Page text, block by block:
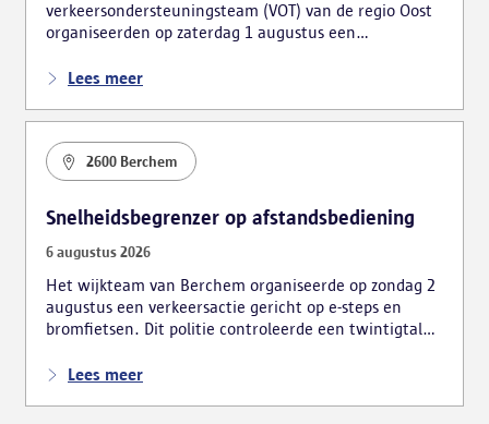
verkeersondersteuningsteam (VOT) van de regio Oost
organiseerden op zaterdag 1 augustus een
foutparkeerders en roodrijders.
Lees meer
2600 Berchem
Snelheidsbegrenzer op afstandsbediening
6 augustus 2026
Het wijkteam van Berchem organiseerde op zondag 2
augustus een verkeersactie gericht op e-steps en
bromfietsen. Dit politie controleerde een twintigtal
Lees meer